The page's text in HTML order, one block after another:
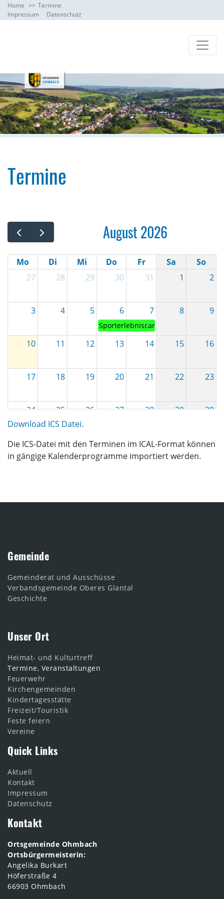
Home
Termine
Impressum
Datenschutz
Termine
August 2026
Mo Di Mi Do Fr Sa
So
27
28 29 30 31 1 2
3 4 5 6
Sporterlebniscamp &quot;Ferien am
7 8 9
10 11 12 13 14 15 16
17 18 19 20 21 22 23
24 25 26 27 28 29 30
31 1 2 3 4 5 6
Download ICS Datei.
Die ICS-Datei mit den Terminen im ICAL-Format können
in gängige Kalenderprogramme importiert werden.
Gemeinde
Gemeinderat und Ausschüsse
Verbandsgemeinde Oberes Glantal
Geschichte
Unser Ort
Heimat- und Kulturtreff
Termine, Veranstaltungen
Feuerwehr
Kirchengemeinden
Kindertagesstätte
Freizeit/Touristik
Feste feiern
Vereine
Quick Links
Aktuell
Kontakt
Impressum
Datenschutz
Kontakt
Ortsgemeinde Ohmbach
Ortsbürgermeisterin:
Angelika Burkart
Höferstraße 4
66903 Ohmbach